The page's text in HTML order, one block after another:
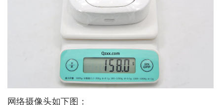
网络摄像头如下图：